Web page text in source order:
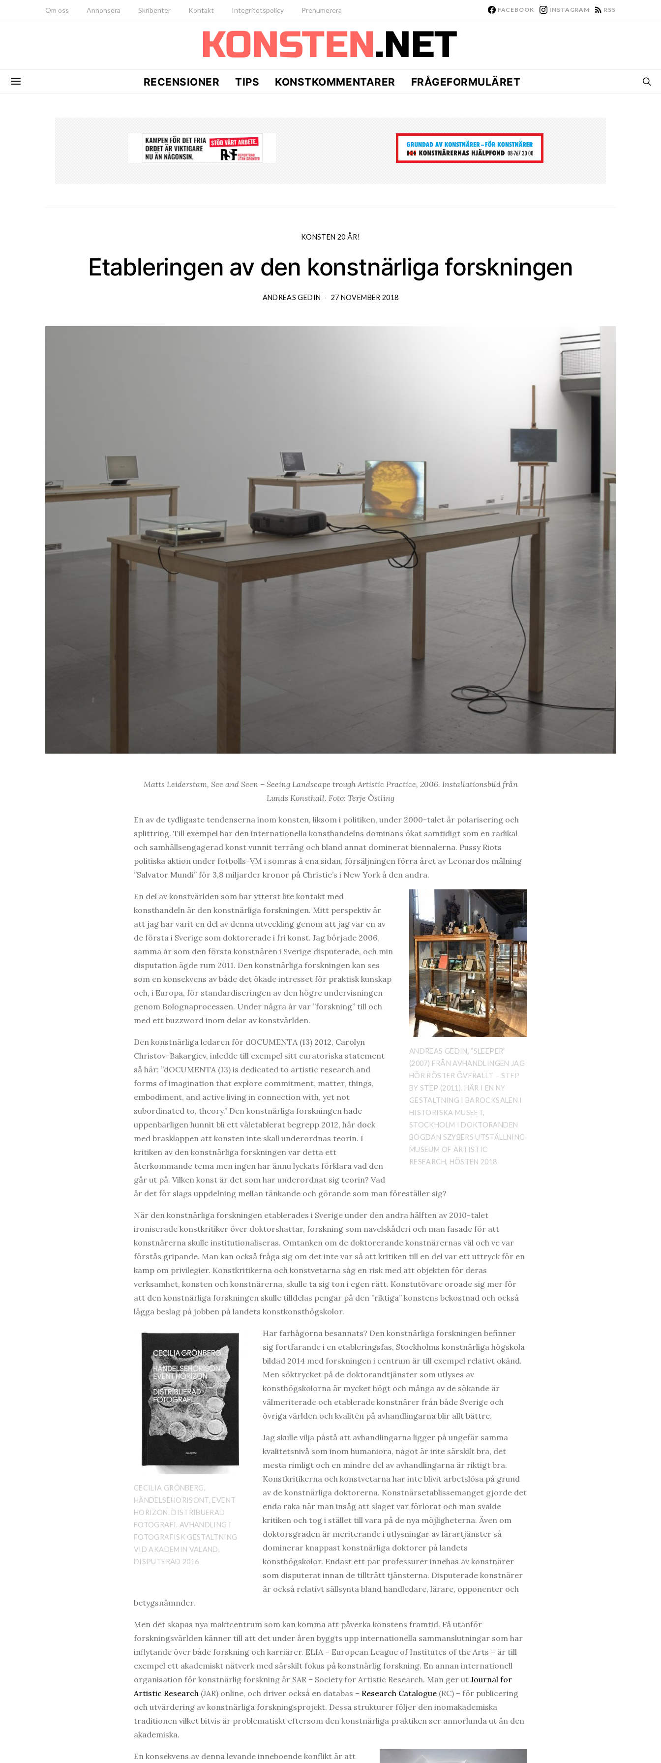
Om oss Annonsera Skribenter Kontakt Integritetspolicy Prenumerera FACEBOOK INSTAGRAM RSS
RECENSIONER TIPS KONSTKOMMENTARER FRÅGEFORMULÄRET
KONSTEN 20 ÅR!
Etableringen av den konstnärliga forskningen
ANDREAS GEDIN 27 NOVEMBER 2018
Matts Leiderstam, See and Seen – Seeing Landscape trough Artistic Practice, 2006. Installationsbild från
Lunds Konsthall. Foto: Terje Östling
En av de tydligaste tendenserna inom konsten, liksom i politiken, under 2000-talet är polarisering och
splittring. Till exempel har den internationella konsthandelns dominans ökat samtidigt som en radikal
och samhällsengagerad konst vunnit terräng och bland annat dominerat biennalerna. Pussy Riots
politiska aktion under fotbolls-VM i somras å ena sidan, försäljningen förra året av Leonardos målning
”Salvator Mundi” för 3,8 miljarder kronor på Christie’s i New York å den andra.
ANDREAS GEDIN, ”SLEEPER”
(2007) FRÅN AVHANDLINGEN JAG
HÖR RÖSTER ÖVERALLT – STEP
BY STEP (2011). HÄR I EN NY
GESTALTNING I BAROCKSALEN I
HISTORISKA MUSEET,
STOCKHOLM I DOKTORANDEN
BOGDAN SZYBERS UTSTÄLLNING
MUSEUM OF ARTISTIC
RESEARCH, HÖSTEN 2018
En del av konstvärlden som har ytterst lite kontakt med
konsthandeln är den konstnärliga forskningen. Mitt perspektiv är
att jag har varit en del av denna utveckling genom att jag var en av
de första i Sverige som doktorerade i fri konst. Jag började 2006,
samma år som den första konstnären i Sverige disputerade, och min
disputation ägde rum 2011. Den konstnärliga forskningen kan ses
som en konsekvens av både det ökade intresset för praktisk kunskap
och, i Europa, för standardiseringen av den högre undervisningen
genom Bolognaprocessen. Under några år var ”forskning” till och
med ett buzzword inom delar av konstvärlden.
Den konstnärliga ledaren för dOCUMENTA (13) 2012, Carolyn
Christov-Bakargiev, inledde till exempel sitt curatoriska statement
så här: ”dOCUMENTA (13) is dedicated to artistic research and
forms of imagination that explore commitment, matter, things,
embodiment, and active living in connection with, yet not
subordinated to, theory.” Den konstnärliga forskningen hade
uppenbarligen hunnit bli ett väletablerat begrepp 2012, här dock
med brasklappen att konsten inte skall underordnas teorin. I
kritiken av den konstnärliga forskningen var detta ett
återkommande tema men ingen har ännu lyckats förklara vad den
går ut på. Vilken konst är det som har underordnat sig teorin? Vad
är det för slags uppdelning mellan tänkande och görande som man föreställer sig?
När den konstnärliga forskningen etablerades i Sverige under den andra hälften av 2010-talet
ironiserade konstkritiker över doktorshattar, forskning som navelskåderi och man fasade för att
konstnärerna skulle institutionaliseras. Omtanken om de doktorerande konstnärernas väl och ve var
förstås gripande. Man kan också fråga sig om det inte var så att kritiken till en del var ett uttryck för en
kamp om privilegier. Konstkritikerna och konstvetarna såg en risk med att objekten för deras
verksamhet, konsten och konstnärerna, skulle ta sig ton i egen rätt. Konstutövare oroade sig mer för
att den konstnärliga forskningen skulle tilldelas pengar på den ”riktiga” konstens bekostnad och också
lägga beslag på jobben på landets konstkonsthögskolor.
CECILIA GRÖNBERG,
HÄNDELSEHORISONT, EVENT
HORIZON. DISTRIBUERAD
FOTOGRAFI. AVHANDLING I
FOTOGRAFISK GESTALTNING
VID AKADEMIN VALAND,
DISPUTERAD 2016
Har farhågorna besannats? Den konstnärliga forskningen befinner
sig fortfarande i en etableringsfas, Stockholms konstnärliga högskola
bildad 2014 med forskningen i centrum är till exempel relativt okänd.
Men söktrycket på de doktorandtjänster som utlyses av
konsthögskolorna är mycket högt och många av de sökande är
välmeriterade och etablerade konstnärer från både Sverige och
övriga världen och kvalitén på avhandlingarna blir allt bättre.
Jag skulle vilja påstå att avhandlingarna ligger på ungefär samma
kvalitetsnivå som inom humaniora, något är inte särskilt bra, det
mesta rimligt och en mindre del av avhandlingarna är riktigt bra.
Konstkritikerna och konstvetarna har inte blivit arbetslösa på grund
av de konstnärliga doktorerna. Konstnärsetablissemanget gjorde det
enda raka när man insåg att slaget var förlorat och man svalde
kritiken och tog i stället till vara på de nya möjligheterna. Även om
doktorsgraden är meriterande i utlysningar av lärartjänster så
dominerar knappast konstnärliga doktorer på landets
konsthögskolor. Endast ett par professurer innehas av konstnärer
som disputerat innan de tillträtt tjänsterna. Disputerade konstnärer
är också relativt sällsynta bland handledare, lärare, opponenter och
betygsnämnder.
Men det skapas nya maktcentrum som kan komma att påverka konstens framtid. Få utanför
forskningsvärlden känner till att det under åren byggts upp internationella sammanslutningar som har
inflytande över både forskning och karriärer. ELIA – European League of Institutes of the Arts – är till
exempel ett akademiskt nätverk med särskilt fokus på konstnärlig forskning. En annan internationell
organisation för konstnärlig forskning är SAR – Society for Artistic Research. Man ger ut Journal for
Artistic Research (JAR) online, och driver också en databas – Research Catalogue (RC) – för publicering
och utvärdering av konstnärliga forskningsprojekt. Dessa strukturer följer den inomakademiska
traditionen vilket bitvis är problematiskt eftersom den konstnärliga praktiken ser annorlunda ut än den
akademiska.
En konsekvens av denna levande inneboende konflikt är att